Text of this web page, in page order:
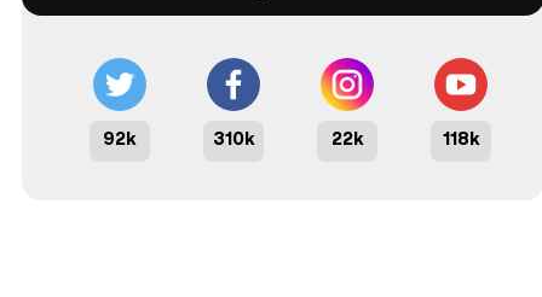
92k 310k 22k 118k